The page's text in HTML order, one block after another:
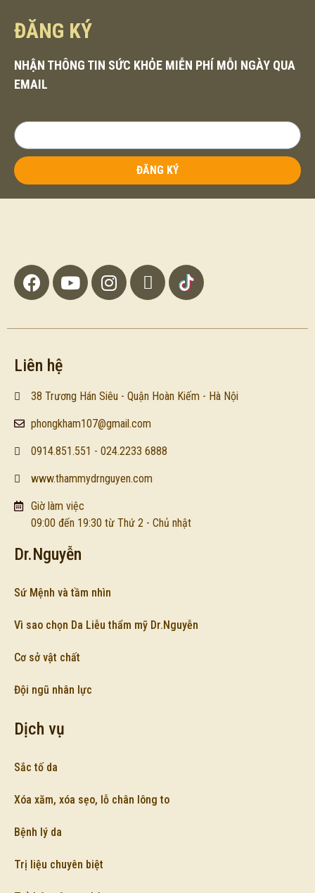
ĐĂNG KÝ
NHẬN THÔNG TIN SỨC KHỎE MIỄN PHÍ MỖI NGÀY QUA
EMAIL
ĐĂNG KÝ
Liên hệ
38 Trương Hán Siêu - Quận Hoàn Kiếm - Hà Nội
phongkham107@gmail.com
0914.851.551 - 024.2233 6888
www.thammydrnguyen.com
Giờ làm việc
09:00 đến 19:30 từ Thứ 2 - Chủ nhật
Dr.Nguyễn
Sứ Mệnh và tầm nhìn
Vì sao chọn Da Liễu thẩm mỹ Dr.Nguyễn
Cơ sở vật chất
Đội ngũ nhân lực
Dịch vụ
Sắc tố da
Xóa xăm, xóa sẹo, lỗ chân lông to
Bệnh lý da
Trị liệu chuyên biệt